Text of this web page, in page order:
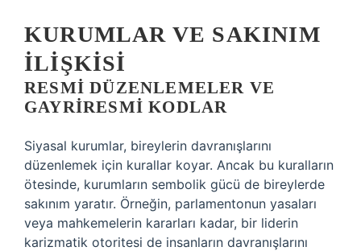
KURUMLAR VE SAKINIM
İLIŞKISI
RESMI DÜZENLEMELER VE
GAYRIRESMI KODLAR
Siyasal kurumlar, bireylerin davranışlarını
düzenlemek için kurallar koyar. Ancak bu kuralların
ötesinde, kurumların sembolik gücü de bireylerde
sakınım yaratır. Örneğin, parlamentonun yasaları
veya mahkemelerin kararları kadar, bir liderin
karizmatik otoritesi de insanların davranışlarını